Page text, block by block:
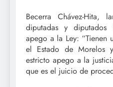
Becerra Chávez-Hita,
diputadas y
apego a la Ley: “Tienen
el Estado de Morelos
estricto apego a la
que es el juicio de